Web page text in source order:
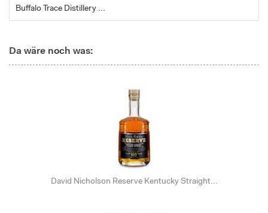
Buffalo Trace Distillery ...
Da wäre noch was:
David Nicholson Reserve Kentucky Straight...